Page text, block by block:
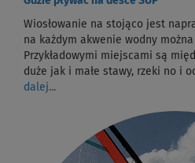
Wiosłowanie na stojąco jest
na każdym akwenie wodny
Przykładowymi miejscami są
duże jak i małe stawy, rzeki no i
dalej...